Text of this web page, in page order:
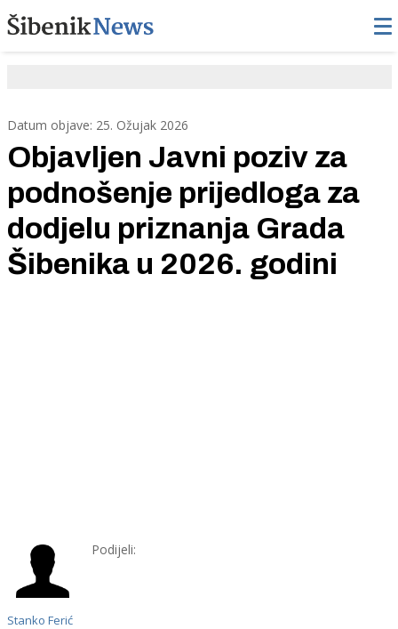
Datum objave: 25. Ožujak 2026
Objavljen Javni poziv za
podnošenje prijedloga za
dodjelu priznanja Grada
Šibenika u 2026. godini
Stanko Ferić
Podijeli: